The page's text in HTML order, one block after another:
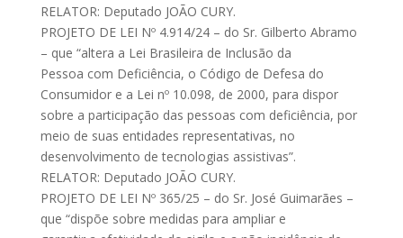
RELATOR: Deputado JOÃO CURY.
PROJETO DE LEI Nº 4.914/24 – do Sr. Gilberto Abramo
– que “altera a Lei Brasileira de Inclusão da
Pessoa com Deficiência, o Código de Defesa do
Consumidor e a Lei nº 10.098, de 2000, para dispor
sobre a participação das pessoas com deficiência, por
meio de suas entidades representativas, no
desenvolvimento de tecnologias assistivas”.
RELATOR: Deputado JOÃO CURY.
PROJETO DE LEI Nº 365/25 – do Sr. José Guimarães –
que “dispõe sobre medidas para ampliar e